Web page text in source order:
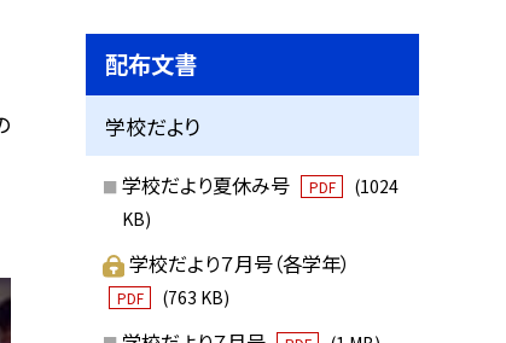
配布文書
学校だより
学校だより夏休み号 PDF
(1024
KB)
学校だより７月号（各学年）
PDF (763 KB)